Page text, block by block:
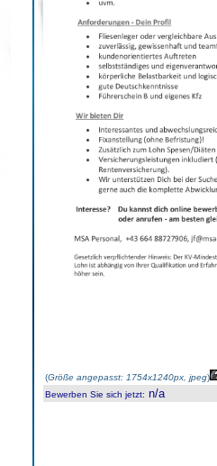
(Größe angepasst: 1754x1240px, jpeg)
Bewerben Sie sich jetzt: n/a